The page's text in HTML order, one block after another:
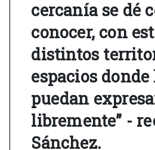
cercanía se dé
conocer, con
distintos
espacios
puedan
libremente” -
Sánchez.